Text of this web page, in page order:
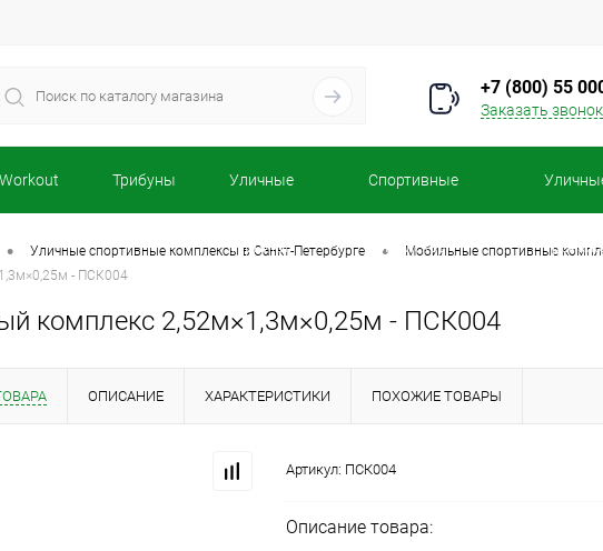
+7 (800) 55
Заказать звонок
Workout Трибуны Уличные
турники
Спортивные
комплексы
• Уличные спортивные комплексы в Санкт-Петербурге • Мобильные спортивные
- ПСК004
комплекс 2,52м×1,3м×0,25м - ПСК004
ОПИСАНИЕ ХАРАКТЕРИСТИКИ ПОХОЖИЕ ТОВАРЫ
Артикул: ПСК004
Описание товара: